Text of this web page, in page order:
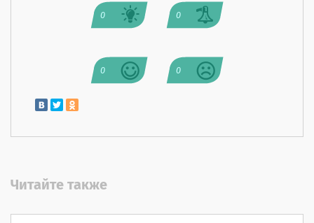
0 0
0 0
Читайте также